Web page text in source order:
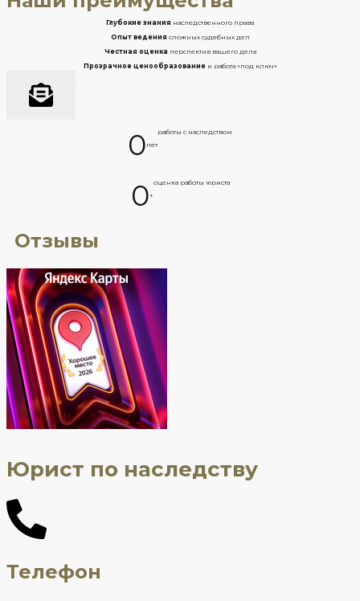
Глубокие знания наследственного права
Опыт ведения сложных судебных дел
Честная оценка перспектив вашего дела
Прозрачное ценообразованиеи работа «под ключ»
0лет
работы с наследством
0+
оценка работы юриста
Отзывы
Юрист по наследству
Телефон